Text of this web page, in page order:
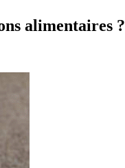
alimentaires ?